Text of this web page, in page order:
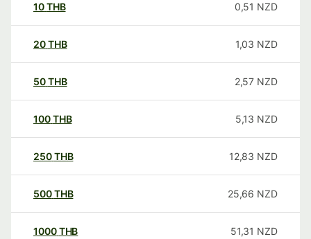
10THB 0,51 NZD
20THB 1,03 NZD
50THB 2,57 NZD
100THB 5,13 NZD
250THB 12,83 NZD
500THB 25,66 NZD
1000THB 51,31 NZD